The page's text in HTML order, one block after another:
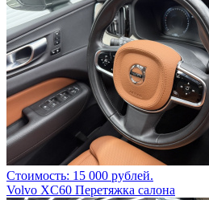
Стоимость: 15 000 рублей.
Volvo XC60 Перетяжка салона